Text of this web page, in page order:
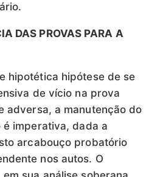
DAS PROVAS PARA A
hipotética hipótese de se
de vício na prova
adversa, a manutenção do
imperativa, dada a
arcabouço probatório
nos autos. O